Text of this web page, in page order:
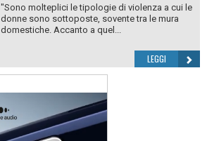
"Sono molteplici le tipologie di violenza a cui le
donne sono sottoposte, sovente tra le mura
domestiche. Accanto a quel...
LEGGI